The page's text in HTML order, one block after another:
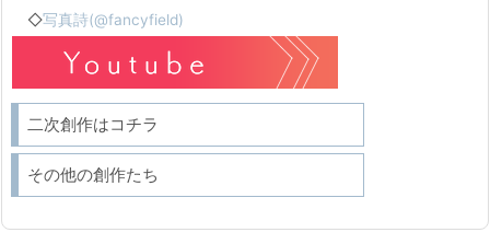
◇写真詩(@fancyfield)
二次創作はコチラ
その他の創作たち